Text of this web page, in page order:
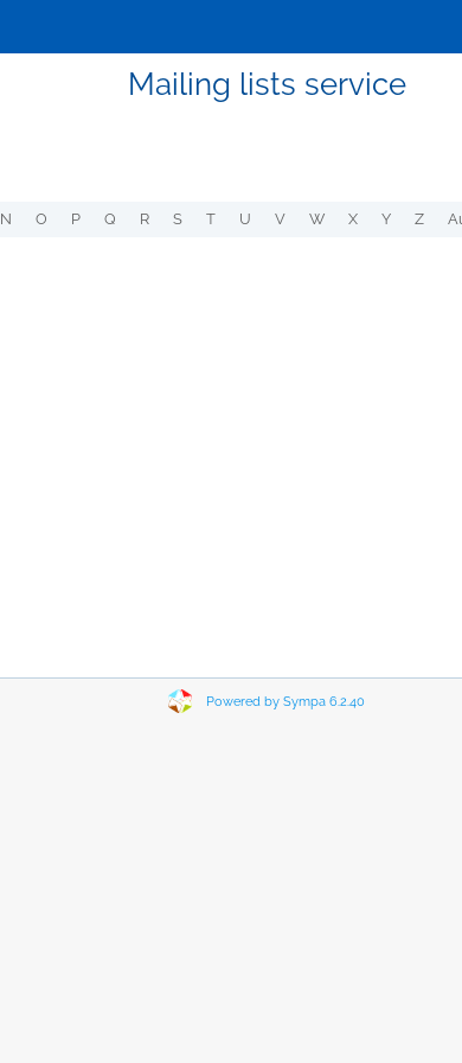
Mailing lists service
N O P Q R S T U V W X Y Z
Powered by Sympa 6.2.40